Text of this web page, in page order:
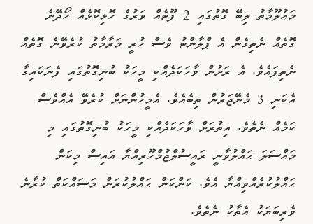
މަޢުލޫމާތު ލިބޭ ގޮތުގައި 2 ފޫޓެއް ވަރުގެ ހޮޅިކޮޅެއް ހޯދޭނެ
ގޮތެއް ނެތިގެން އެ ޕްލާންޓު ވެސް ހުރީ މަރާމާތު ކުރެވޭނެ ގޮތެއް
ނެތިފައެވެ. އެ ރަށުން ވާހަކަދެއްކި މީހަކު ބުނިގޮތުގައި ފެނަކައިގާ
އެކަނި 3 މެނޭޖަރުން ތިބެއެވެ. އެމީހުންނަށް ކުރެވޭ އެއްވެސް
ކަމެއް ނެތެވެ. އިތުރަށް ވާހަކަދެއްކި މީހަކު ބުނިގޮތުގައި މި
މައްސަލަ ޙައްލުވާނީ ރައީސުލްޖުމްހޫރިއްޔާ އައިސް މިކަން
ޙައްލުކުރެއްވިއްޔާ އެވެ. ކަންކަން ޙައްލުކުރަން މަސައްކަތް ކުރާނެ
ވެރިބަޔަކު އެތާކު ނެތެވެ.